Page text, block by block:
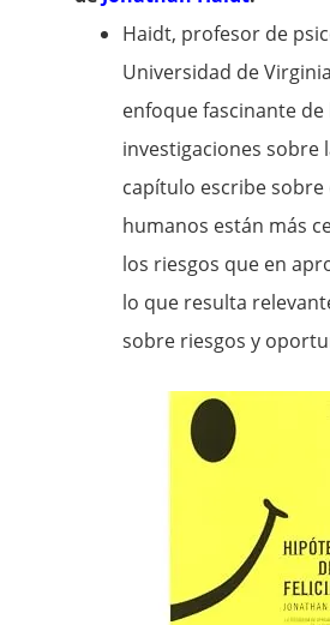
Haidt, profesor de
Universidad de
enfoque fascinante de
investigaciones sobre
capítulo escribe sobre
humanos están más
los riesgos que en
lo que resulta
sobre riesgos y